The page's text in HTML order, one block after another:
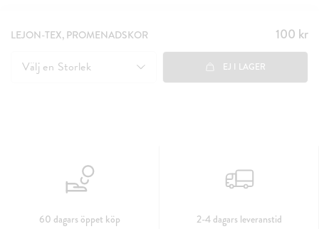
LEJON-TEX, PROMENADSKOR Pris:
100 kr
100 kr
Välj en Storlek EJ I LAGER
60 dagars öppet köp 2-4 dagars leveranstid